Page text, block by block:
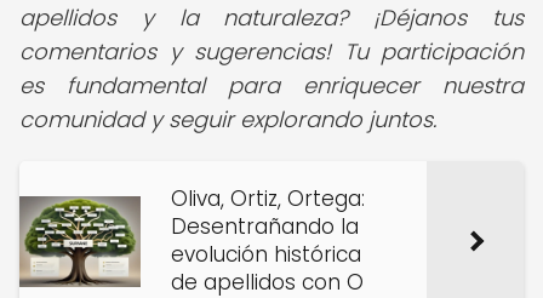
apellidos y la naturaleza? ¡Déjanos tus
comentarios y sugerencias! Tu participación
es fundamental para enriquecer nuestra
comunidad y seguir explorando juntos.
Oliva, Ortiz, Ortega:
Desentrañando la
evolución histórica
de apellidos con O